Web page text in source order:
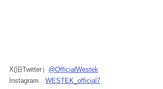
X(旧Twitter） @OfficialWestek
Instagram WESTEK_official7